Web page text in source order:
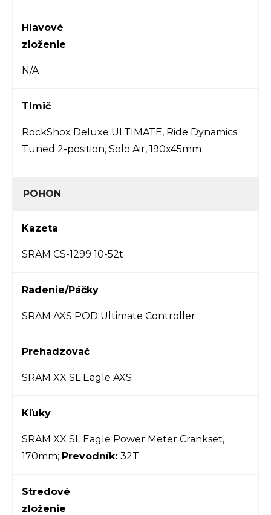
Hlavové
zloženie
N/A
Tlmič
RockShox Deluxe ULTIMATE, Ride Dynamics
Tuned 2-position, Solo Air, 190x45mm
POHON
Kazeta
SRAM CS-1299 10-52t
Radenie/Páčky
SRAM AXS POD Ultimate Controller
Prehadzovač
SRAM XX SL Eagle AXS
Kľuky
SRAM XX SL Eagle Power Meter Crankset,
170mm; Prevodník: 32T
Stredové
zloženie